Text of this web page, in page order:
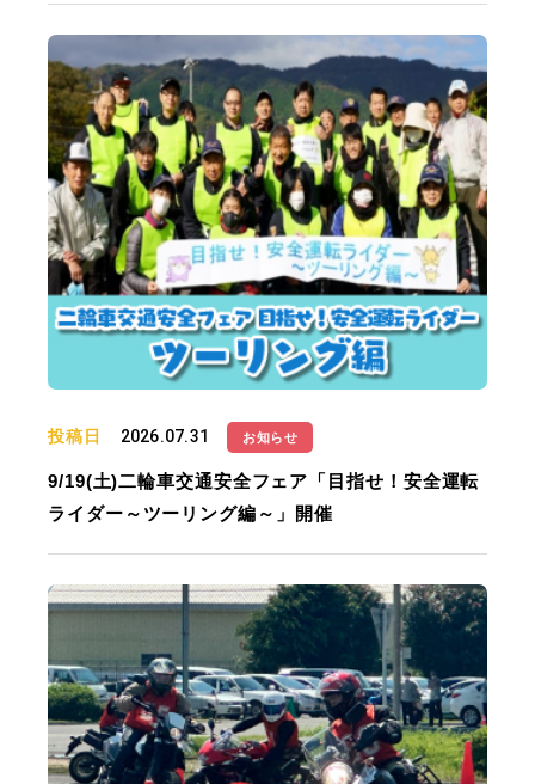
投稿日 2026.07.31 お知らせ
9/19(土)二輪車交通安全フェア「目指せ！安全運転
ライダー～ツーリング編～」開催